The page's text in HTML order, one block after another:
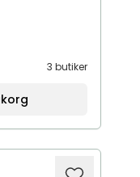
3 butiker